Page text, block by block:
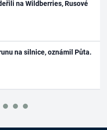
na Wildberries, Rusové
na silnice, oznámil Půta.